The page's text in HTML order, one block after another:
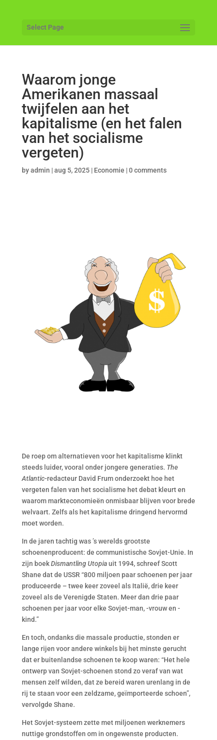
Select Page
Waarom jonge
Amerikanen massaal
twijfelen aan het
kapitalisme (en het falen
van het socialisme
vergeten)
byadmin |aug 5, 2025| Economie |0 comments
De roep om alternatieven voor het kapitalisme klinkt
steeds luider, vooral onder jongere generaties. The
Atlantic-redacteur David Frum onderzoekt hoe het
vergeten falen van het socialisme het debat kleurt en
waarom markteconomieën onmisbaar blijven voor brede
welvaart. Zelfs als het kapitalisme dringend hervormd
moet worden.
In de jaren tachtig was ’s werelds grootste
schoenenproducent: de communistische Sovjet-Unie. In
zijn boekDismantling Utopiauit 1994, schreef Scott
Shane dat de USSR “800 miljoen paar schoenen per jaar
produceerde – twee keer zoveel als Italië, drie keer
zoveel als de Verenigde Staten. Meer dan drie paar
schoenen per jaar voor elke Sovjet-man, -vrouw en -
kind.”
En toch, ondanks die massale productie, stonden er
lange rijen voor andere winkels bij het minste gerucht
dat er buitenlandse schoenen te koop waren: “Het hele
ontwerp van Sovjet-schoenen stond zo veraf van wat
mensen zelf wilden, dat ze bereid waren urenlang in de
rij te staan voor een zeldzame, geïmporteerde schoen”,
vervolgde Shane.
Het Sovjet-systeem zette met miljoenen werknemers
nuttige grondstoffen om in ongewenste producten.